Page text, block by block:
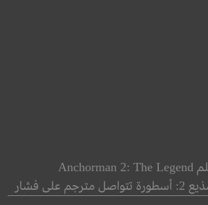
المهرج 365 يومًا: هذا اليوم
مشاهدة و تحميل فلم Anchorman 2: The Legend